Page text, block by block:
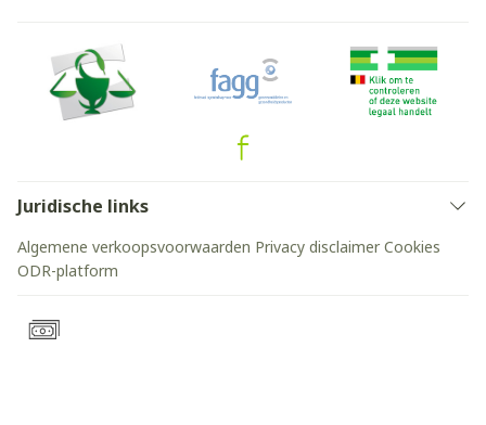
Juridische links
Algemene verkoopsvoorwaarden Privacy disclaimer Cookies
ODR-platform